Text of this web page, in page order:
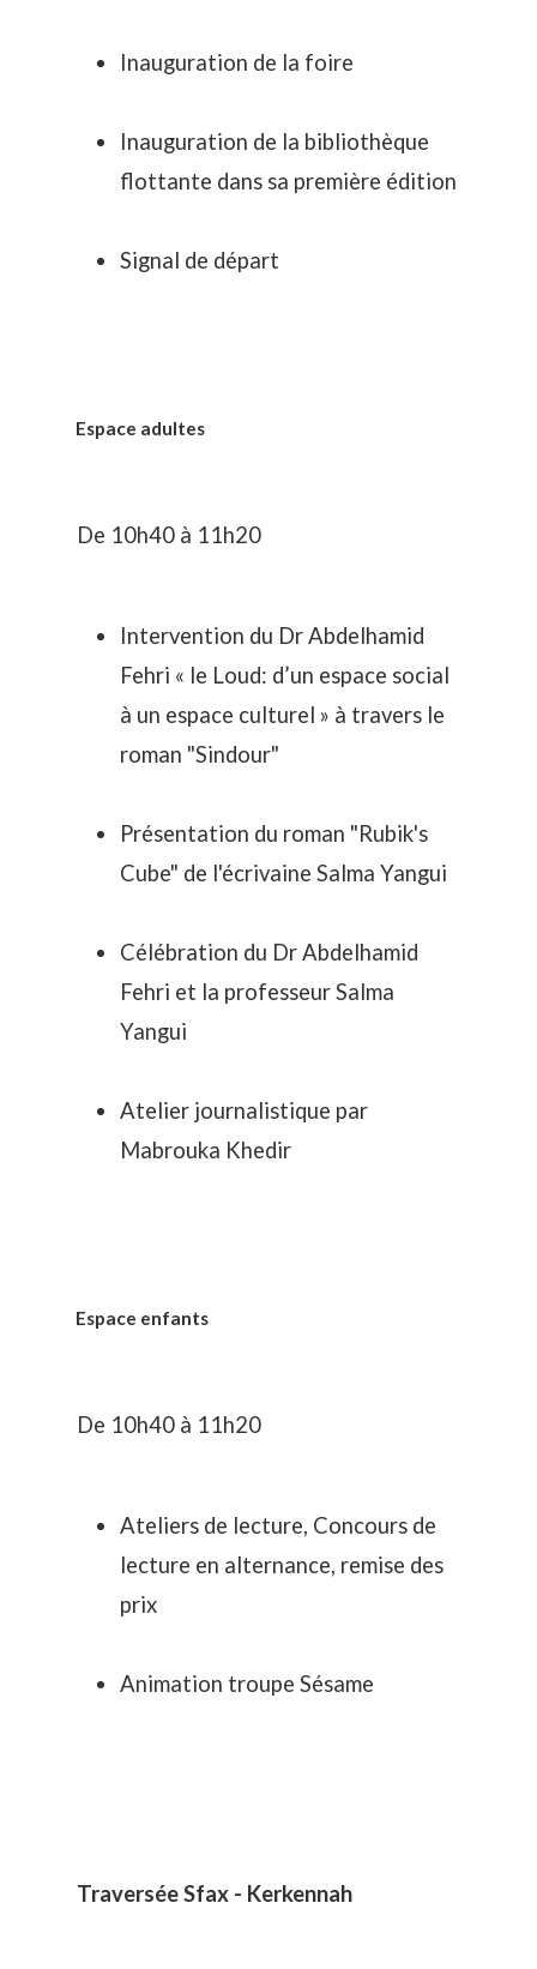
Inauguration de la foire
Inauguration de la bibliothèque
flottante dans sa première édition
Signal de départ
Espace adultes
De 10h40 à 11h20
Intervention du Dr Abdelhamid
Fehri « le Loud: d’un espace social
à un espace culturel » à travers le
roman "Sindour"
Présentation du roman "Rubik's
Cube" de l'écrivaine Salma Yangui
Célébration du Dr Abdelhamid
Fehri et la professeur Salma
Yangui
Atelier journalistique par
Mabrouka Khedir
Espace enfants
De 10h40 à 11h20
Ateliers de lecture, Concours de
lecture en alternance, remise des
prix
Animation troupe Sésame
Traversée Sfax - Kerkennah